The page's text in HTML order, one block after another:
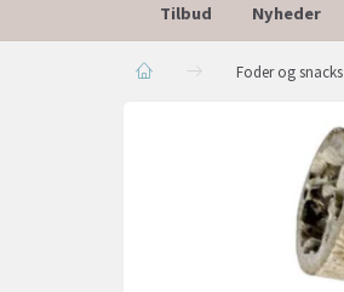
Tilbud Nyheder
Foder og snacks